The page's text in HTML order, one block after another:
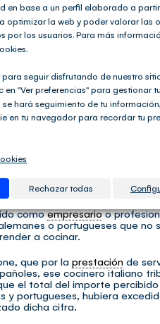
del territorio de la Unión, o se
operaciones se localizarán
los empresarios o
o bien cuando su único
En este caso:
como tales y tienen su
general en el Estado
del resto de Estados
optarse por tributar en
comoempresarioo
o portugueses que no
a cocinar.
que por la prestación de
ese cocinero italiano
el total del importe
y portugueses, hubiera
dicha cifra.
en base a un perfil elaborado a
optimizar la web y poder valorar las
por los usuarios. Para más
para seguir disfrutando de nuestro
en "Ver preferencias" para gestionar
hará seguimiento de tu
en tu navegador para recordar tu
Rechazar todas